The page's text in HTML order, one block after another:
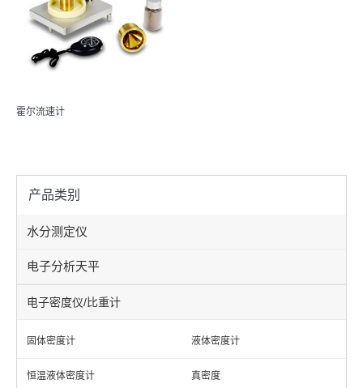
霍尔流速计
产品类别
水分测定仪
电子分析天平
电子密度仪/比重计
固体密度计 液体密度计
恒温液体密度计 真密度